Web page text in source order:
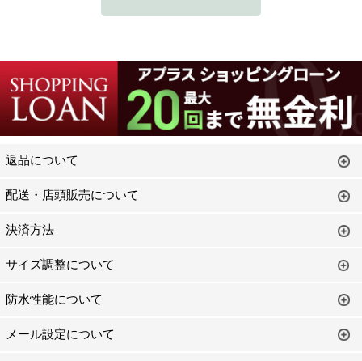
返品について
配送・店頭販売について
決済方法
サイズ調整について
防水性能について
メール設定について